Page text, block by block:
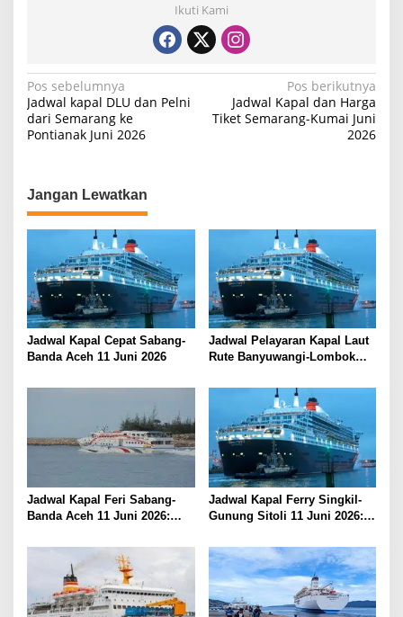
Ikuti Kami
N
a
v
g
a
p
o
s
Pos sebelumnya
Jadwal kapal DLU dan Pelni
dari Semarang ke
Pontianak Juni 2026
Pos berikutnya
Jadwal Kapal dan Harga
Tiket Semarang-Kumai Juni
2026
Jangan Lewatkan
Jadwal Kapal Cepat Sabang-
Banda Aceh 11 Juni 2026
Jadwal Pelayaran Kapal Laut
Rute Banyuwangi-Lombok
Jadwal Kapal Feri Sabang-
Banda Aceh 11 Juni 2026:
Penumpang dan Pengemudi
Jadwal Kapal Ferry Singkil-
Gunung Sitoli 11 Juni 2026:
Lengkap